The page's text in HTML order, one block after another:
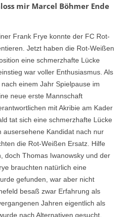
mir Marcel Böhmer Ende
Frank Frye konnte der FC Rot-
Jetzt haben die Rot-Weißen
eine schmerzhafte Lücke
war voller Enthusiasmus. Als
einem Jahr Spielpause im
neue erste Mannschaft
mit Akribie am Kader
tat sich eine schmerzhafte Lücke
Kandidat nach nur
die Rot-Weißen Ersatz. Hilfe
doch Thomas Iwanowsky und der
brauchten natürlich eine
gefunden, war aber nicht
besaß zwar Erfahrung als
Jahren eigentlich als
nach Alternativen gesucht.